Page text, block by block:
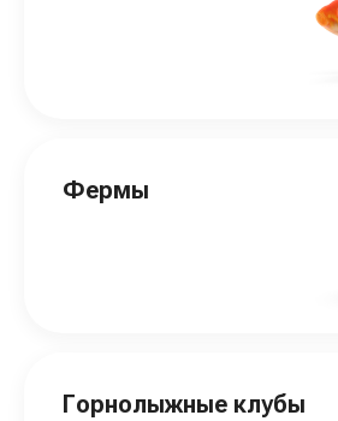
Фермы
Горнолыжные клубы